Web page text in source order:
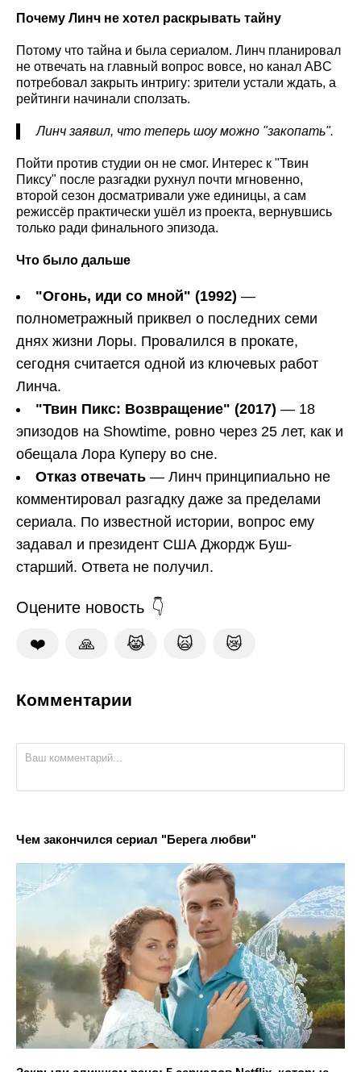
Почему Линч не хотел раскрывать тайну
Потому что тайна и была сериалом. Линч планировал
не отвечать на главный вопрос вовсе, но канал ABC
потребовал закрыть интригу: зрители устали ждать, а
рейтинги начинали сползать.
Линч заявил, что теперь шоу можно "закопать".
Пойти против студии он не смог. Интерес к "Твин
Пиксу" после разгадки рухнул почти мгновенно,
второй сезон досматривали уже единицы, а сам
режиссёр практически ушёл из проекта, вернувшись
только ради финального эпизода.
Что было дальше
"Огонь, иди со мной" (1992) —
полнометражный приквел о последних семи
днях жизни Лоры. Провалился в прокате,
сегодня считается одной из ключевых работ
Линча.
"Твин Пикс: Возвращение" (2017) — 18
эпизодов на Showtime, ровно через 25 лет, как и
обещала Лора Куперу во сне.
Отказ отвечать — Линч принципиально не
комментировал разгадку даже за пределами
сериала. По известной истории, вопрос ему
задавал и президент США Джордж Буш-
старший. Ответа не получил.
Оцените новость
❤️ 🙏 😹 🙀 😿
Комментарии
Чем закончился сериал "Берега любви"